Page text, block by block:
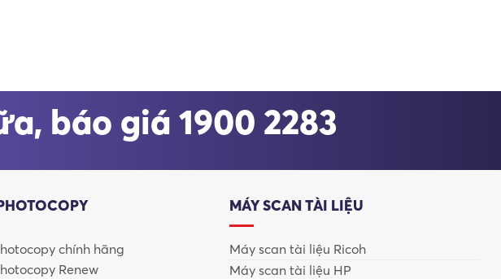
báo giá 1900 2283
chính hãng
Renew
MÁY SCAN TÀI LIỆU
Máy scan tài liệu Ricoh
Máy scan tài liệu HP